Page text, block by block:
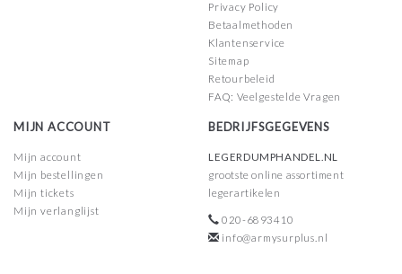
Privacy Policy
Betaalmethoden
Klantenservice
Sitemap
Retourbeleid
FAQ: Veelgestelde Vragen
MIJN ACCOUNT
Mijn account
Mijn bestellingen
Mijn tickets
Mijn verlanglijst
BEDRIJFSGEGEVENS
LEGERDUMPHANDEL.NL
grootste online assortiment
legerartikelen
020-6893410
info@armysurplus.nl